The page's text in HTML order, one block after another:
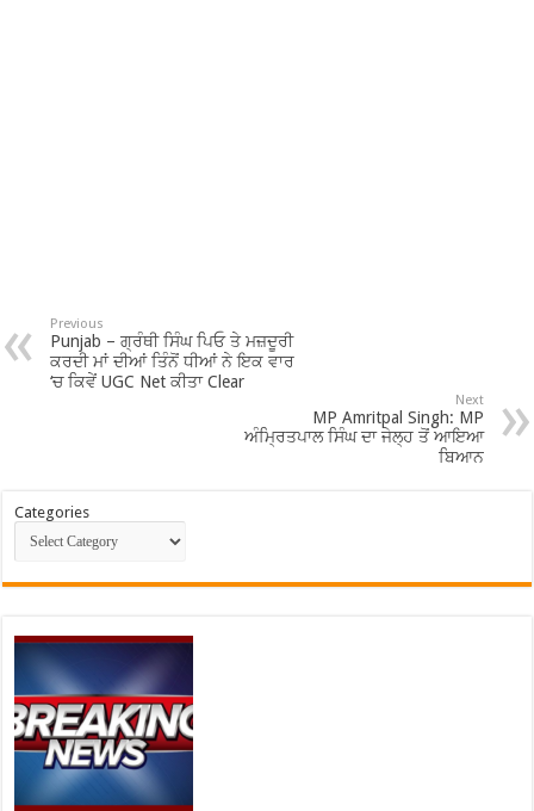
Previous
Punjab – ਗ੍ਰੰਥੀ ਸਿੰਘ ਪਿਓ ਤੇ ਮਜ਼ਦੂਰੀ
ਕਰਦੀ ਮਾਂ ਦੀਆਂ ਤਿੰਨੋਂ ਧੀਆਂ ਨੇ ਇਕ ਵਾਰ
‘ਚ ਕਿਵੇਂ UGC Net ਕੀਤਾ Clear
Next
MP Amritpal Singh: MP
ਅੰਮ੍ਰਿਤਪਾਲ ਸਿੰਘ ਦਾ ਜੇਲ੍ਹ ਤੋਂ ਆਇਆ
ਬਿਆਨ
Categories